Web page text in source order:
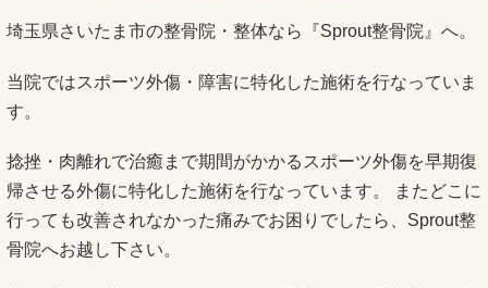
埼玉県さいたま市の整骨院・整体なら『Sprout整骨院』へ。
当院ではスポーツ外傷・障害に特化した施術を行なっていま
す。
捻挫・肉離れで治癒まで期間がかかるスポーツ外傷を早期復
帰させる外傷に特化した施術を行なっています。 またどこに
行っても改善されなかった痛みでお困りでしたら、Sprout整
骨院へお越し下さい。